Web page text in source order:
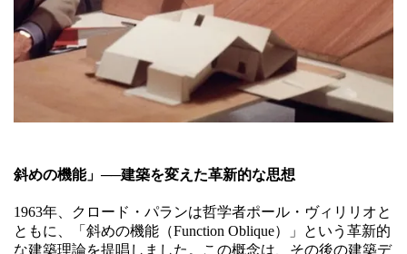
斜めの機能」──建築を変えた革新的な思想
1963年、クロード・パランは哲学者ポール・ヴィリリオと
ともに、「斜めの機能（Function Oblique）」という革新的
な建築理論を提唱しました。この概念は、その後の建築デ